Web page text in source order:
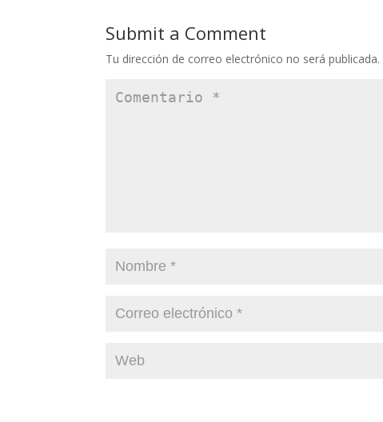
Submit a Comment
Tu dirección de correo electrónico no será publicada.